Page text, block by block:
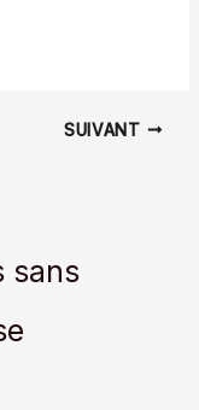
SUIVANT
sans